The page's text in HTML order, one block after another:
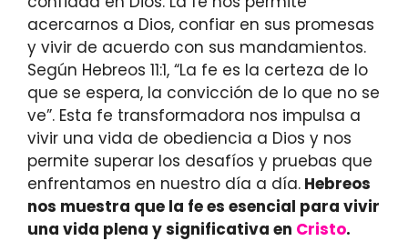
acercarnos a Dios, confiar en sus promesas
y vivir de acuerdo con sus mandamientos.
Según Hebreos 11:1, “La fe es la certeza de lo
que se espera, la convicción de lo que no se
ve”. Esta fe transformadora nos impulsa a
vivir una vida de obediencia a Dios y nos
permite superar los desafíos y pruebas que
enfrentamos en nuestro día a día. Hebreos
nos muestra que la fe es esencial para vivir
una vida plena y significativa en Cristo.